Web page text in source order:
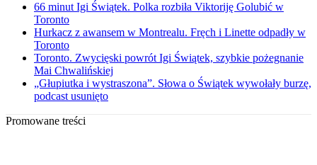
66 minut Igi Świątek. Polka rozbiła Viktoriję Golubić w
Toronto
Hurkacz z awansem w Montrealu. Fręch i Linette odpadły w
Toronto
Toronto. Zwycięski powrót Igi Świątek, szybkie pożegnanie
Mai Chwalińskiej
„Głupiutka i wystraszona”. Słowa o Świątek wywołały burzę,
podcast usunięto
Promowane treści